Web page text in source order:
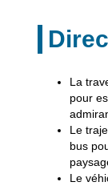
La
pour
Le
bus
Le